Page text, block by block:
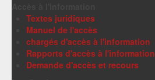
Textes juridiques
Manuel de l'accès
chargés d'accès à l'information
Rapports d'accès à l'information
Demande d'accès et recours